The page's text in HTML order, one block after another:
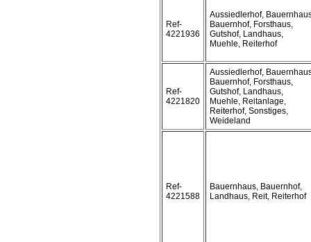
Ref-
4221936
Aussiedlerhof,
Bauernhof, Forsthaus,
Gutshof, Landhaus,
Muehle, Reiterhof
Ref-
4221820
Aussiedlerhof,
Bauernhof, Forsthaus,
Gutshof, Landhaus,
Muehle, Reitanlage,
Reiterhof, Sonstiges,
Weideland
Ref-
4221588
Bauernhaus, Bauernhof,
Landhaus, Reit, Reiterhof